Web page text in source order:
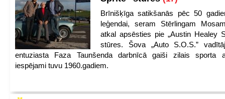
Brīnišķīga satikšanās pēc 50
leģendai, seram Stērlingam
atkal apsēsties pie „Austin Healey
stūres. Šova „Auto S.O.S.”
entuziasta Faza Taunšenda darbnīcā gaiši zilais sporta
iespējami tuvu 1960.gadiem.